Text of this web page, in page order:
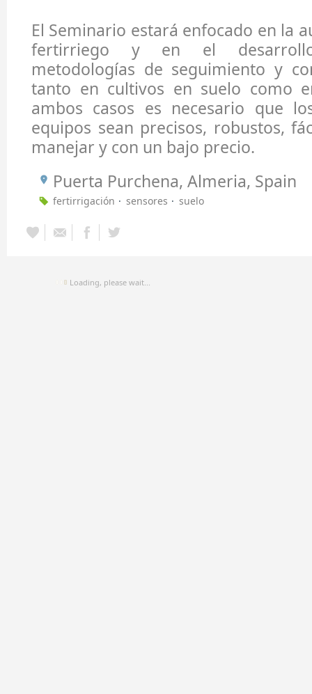
El Seminario estará enfocado en la
fertirriego y en el
metodologías de seguimiento y
tanto en cultivos en suelo como
ambos casos es necesario que
equipos sean precisos, robustos,
manejar y con un bajo precio.
Puerta Purchena, Almeria, Spain
fertirrigación sensores suelo
Loading, please wait...